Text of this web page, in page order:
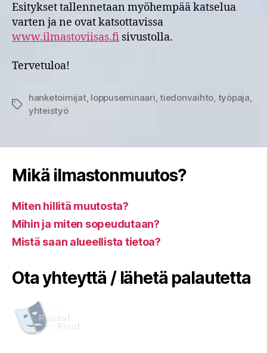
Esitykset tallennetaan myöhempää katselua
varten ja ne ovat katsottavissa
www.ilmastoviisas.fi sivustolla.
Tervetuloa!
Avainsanat
hanketoimijat, loppuseminaari ,tiedonvaihto työpaja
yhteistyö
Mikä ilmastonmuutos?
Miten hillitä muutosta?
Mihin ja miten sopeudutaan?
Mistä saan alueellista tietoa?
Ota yhteyttä / lähetä palautetta